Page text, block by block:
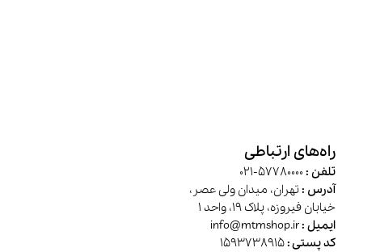
راه‌های ارتباطی
تلفن :57780000-021
آدرس :تهران، میدان ولی عصر،
خیابان فیروزه، پلاک 19، واحد 1
ایمیل :info@mtmshop.ir
کد پستی :1593738915